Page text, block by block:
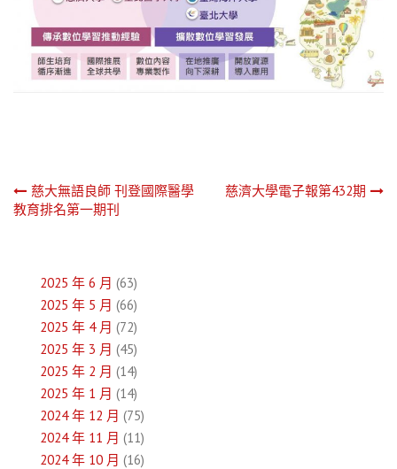
文
覽
慈大無語良師 刊登國際醫學
教育排名第一期刊
慈濟大學電子報第432期
2025 年 6 月 (63)
2025 年 5 月 (66)
2025 年 4 月 (72)
2025 年 3 月 (45)
2025 年 2 月 (14)
2025 年 1 月 (14)
2024 年 12 月 (75)
2024 年 11 月 (11)
2024 年 10 月 (16)